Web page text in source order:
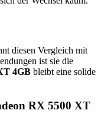
diesen Vergleich mit
ist sie die
4GB bleibt eine solide
RX 5500 XT